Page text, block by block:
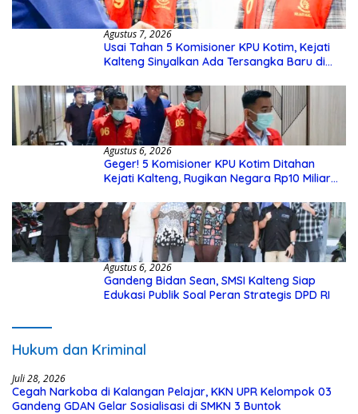
Agustus 7, 2026
Usai Tahan 5 Komisioner KPU Kotim, Kejati
Kalteng Sinyalkan Ada Tersangka Baru di
Agustus 6, 2026
Geger! 5 Komisioner KPU Kotim Ditahan
Kejati Kalteng, Rugikan Negara Rp10 Miliar
Agustus 6, 2026
Gandeng Bidan Sean, SMSI Kalteng Siap
Edukasi Publik Soal Peran Strategis DPD RI
Hukum dan Kriminal
Juli 28, 2026
Cegah Narkoba di Kalangan Pelajar, KKN UPR Kelompok 03
Gandeng GDAN Gelar Sosialisasi di SMKN 3 Buntok